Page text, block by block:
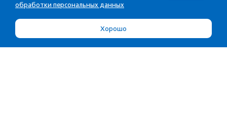
обработки персональных данных
Хорошо